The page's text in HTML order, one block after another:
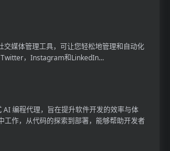
交媒体管理工具，可让您轻松地管理和自动化
，Instagram和LinkedIn...
AI 编程代理，旨在提升软件开发的效率与体
工作，从代码的探索到部署，能够帮助开发者